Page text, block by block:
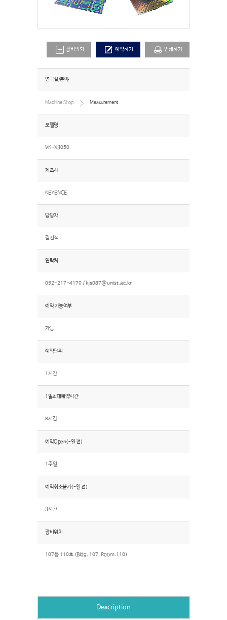
장비의뢰 예약하기 인쇄하기
연구실/분야
Machine Shop Measurement
모델명
VK-X3050
제조사
KEYENCE
담당자
김진식
연락처
052-217-4170 / kjs087@unist.ac.kr
예약 가능여부
가능
예약단위
1시간
1일최대예약시간
8시간
예약Open(~일 전)
1주일
예약취소불가(~일 전)
3시간
장비위치
107동 110호 (Bldg. 107, Room.110)
Description